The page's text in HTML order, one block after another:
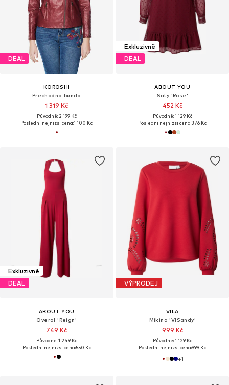
DEAL
KOROSHI
Přechodná bunda
1 319 Kč
Původně: 2 199 Kč
Poslední nejnižší cena:1 100 Kč
Exkluzivně
DEAL
ABOUT YOU
Šaty 'Rose'
452 Kč
Původně: 1 129 Kč
Poslední nejnižší cena:376 Kč
Exkluzivně
DEAL
ABOUT YOU
Overal 'Reign'
749 Kč
Původně: 1 249 Kč
Poslední nejnižší cena:550 Kč
VÝPRODEJ
VILA
Mikina 'VISandy'
999 Kč
Původně: 1 129 Kč
Poslední nejnižší cena:999 Kč
+1